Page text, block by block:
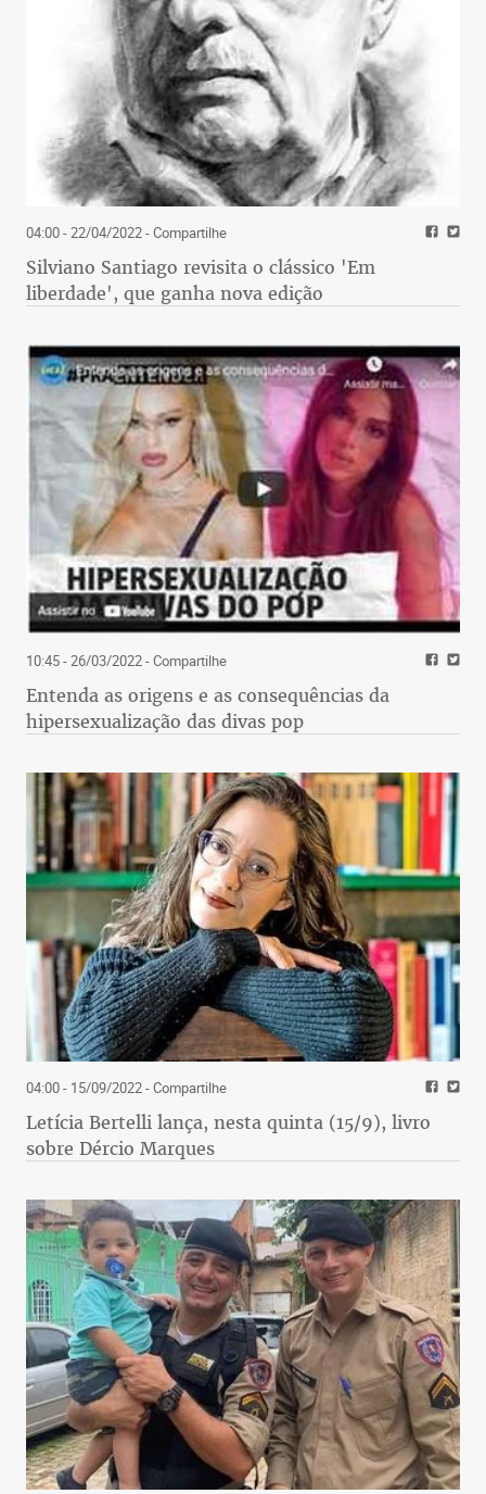
04:00 - 22/04/2022- Compartilhe
Silviano Santiago revisita o clássico 'Em
liberdade', que ganha nova edição
10:45 - 26/03/2022- Compartilhe
Entenda as origens e as consequências da
hipersexualização das divas pop
04:00 - 15/09/2022- Compartilhe
Letícia Bertelli lança, nesta quinta (15/9), livro
sobre Dércio Marques